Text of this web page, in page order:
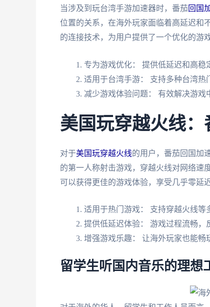
当涉及到玩台湾手游加速器时，番茄回国
位置的关系，在海外玩家面临着高延迟和
的连接技术，为用户提供了一个优化的游
专为游戏优化： 提供低延迟和高稳
适用于台湾手游： 支持多种台湾热
减少游戏体验问题： 有效解决游戏
美国玩穿越火线：
对于美国玩穿越火线的用户，番茄回国加
的第一人称射击游戏，穿越火线对网络速
可以获得更佳的游戏体验，享受几乎零延
适用于热门游戏： 支持穿越火线等
提供低延迟体验： 游戏过程流畅，
增强游戏乐趣： 让海外玩家也能畅
留学生听国内音乐的理想